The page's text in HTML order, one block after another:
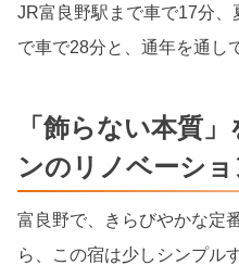
JR富良野駅まで車で17分、
で車で28分と、通年を通し
「飾らない本質
ンのリノベーショ
富良野で、きらびやかな定
ら、この宿は少しシンプル